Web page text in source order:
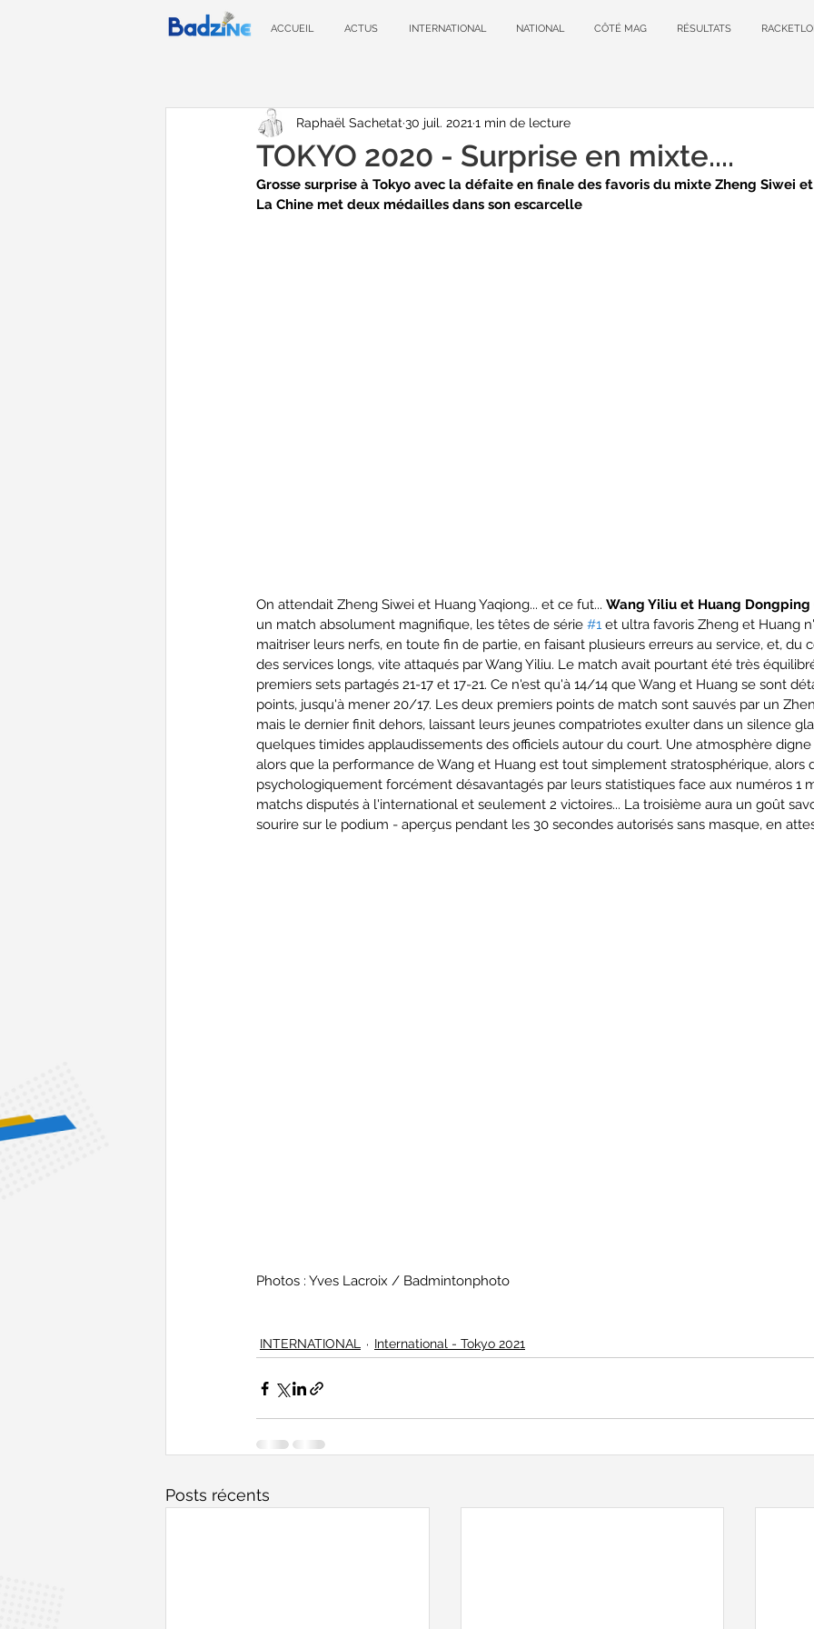
ACCUEIL ACTUS INTERNATIONAL NATIONAL CÔTÉ MAG RÉSULTATS
TOKYO 2020 - Surprise en mixte....
Raphaël Sachetat 30 juil. 2021 1 min de lecture
Grosse surprise à Tokyo avec la défaite en finale des favoris du mixte Zheng Siwei
La Chine met deux médailles dans son escarcelle
On attendait Zheng Siwei et Huang Yaqiong... et ce fut... Wang Yiliu et Huang Dongping
un match absolument magnifique, les têtes de série #1 et ultra favoris Zheng et Huang
maitriser leurs nerfs, en toute fin de partie, en faisant plusieurs erreurs au service, et, du
des services longs, vite attaqués par Wang Yiliu. Le match avait pourtant été très
premiers sets partagés 21-17 et 17-21. Ce n'est qu'à 14/14 que Wang et Huang se sont
points, jusqu'à mener 20/17. Les deux premiers points de match sont sauvés par un
mais le dernier finit dehors, laissant leurs jeunes compatriotes exulter dans un silence
quelques timides applaudissements des officiels autour du court. Une atmosphère
alors que la performance de Wang et Huang est tout simplement stratosphérique, alors
psychologiquement forcément désavantagés par leurs statistiques face aux numéros 1
matchs disputés à l'international et seulement 2 victoires... La troisième aura un goût
sourire sur le podium - aperçus pendant les 30 secondes autorisés sans masque, en
Photos : Yves Lacroix / Badmintonphoto
INTERNATIONAL International - Tokyo 2021
Posts récents